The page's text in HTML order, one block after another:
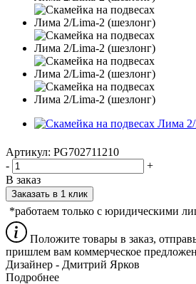
Артикул: PG702711210
-
+
В заказ
Заказать в 1 клик
*работаем только с юридическими
Положите товары в заказ,
пришлем вам коммерческое
Дизайнер - Дмитрий Ярков
Подробнее